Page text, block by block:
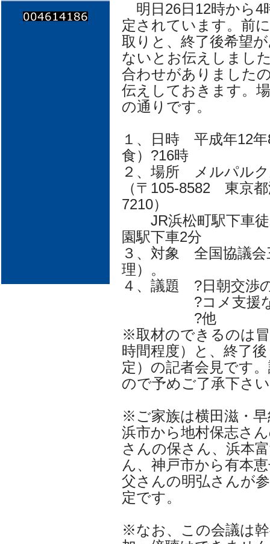
明日26日12時から4
定されています。前
取りと、終了後希望
ないとお伝えしまし
合わせがありました
伝えしておきます。
の通りです。
１、日時 平成年12年
食）?16時
２、場所 メルパル
（〒105-8582 東京
7210）
JR浜松町駅下車徒
園駅下車2分
３、対象 全国協議会
理）。
４、議題 ?日朝交渉
?コメ支援など
?他
※取材のできるのは
時間程度）と、終了
定）の記者会見です
ので予めご了承下さ
※ご家族は横田滋・
浜市から地村保志さ
さんの保さん、浜本
ん、神戸市から有本
父さんの明弘さんが
定です。
※なお、この会議は